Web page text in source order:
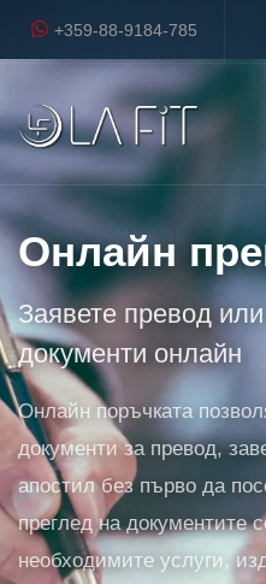
+359-88-9184-785
Онлайн
Заявете превод
документи онлайн
Онлайн поръчката
документи за превод,
апостил без първо да
преглед на документите
необходимите услуги,